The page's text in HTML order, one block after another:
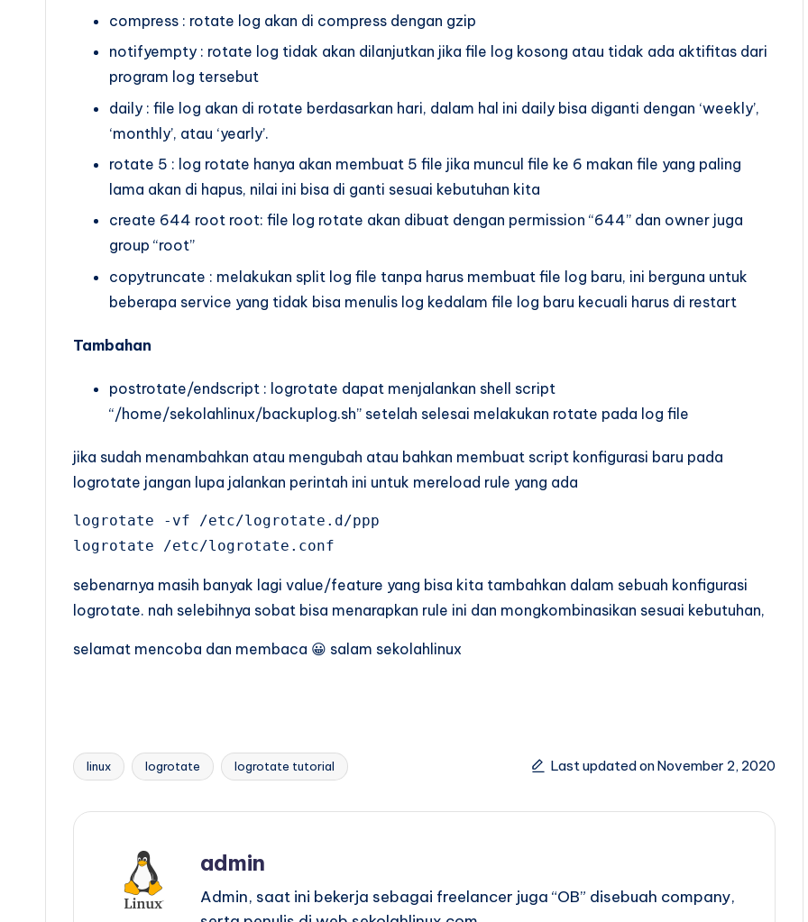
compress : rotate log akan di compress dengan gzip
notifyempty : rotate log tidak akan dilanjutkan jika file log kosong atau tidak ada aktifitas dari
program log tersebut
daily : file log akan di rotate berdasarkan hari, dalam hal ini daily bisa diganti dengan ‘weekly’,
‘monthly’, atau ‘yearly’.
rotate 5 : log rotate hanya akan membuat 5 file jika muncul file ke 6 makan file yang paling
lama akan di hapus, nilai ini bisa di ganti sesuai kebutuhan kita
create 644 root root: file log rotate akan dibuat dengan permission “644” dan owner juga
group “root”
copytruncate : melakukan split log file tanpa harus membuat file log baru, ini berguna untuk
beberapa service yang tidak bisa menulis log kedalam file log baru kecuali harus di restart
Tambahan
postrotate/endscript : logrotate dapat menjalankan shell script
“/home/sekolahlinux/backuplog.sh” setelah selesai melakukan rotate pada log file
jika sudah menambahkan atau mengubah atau bahkan membuat script konfigurasi baru pada
logrotate jangan lupa jalankan perintah ini untuk mereload rule yang ada
logrotate -vf /etc/logrotate.d/ppp
logrotate /etc/logrotate.conf
sebenarnya masih banyak lagi value/feature yang bisa kita tambahkan dalam sebuah konfigurasi
logrotate. nah selebihnya sobat bisa menarapkan rule ini dan mongkombinasikan sesuai kebutuhan,
selamat mencoba dan membaca 😀 salam sekolahlinux
Tags:
linux logrotate logrotate tutorial Last updated on November 2, 2020
admin
Admin, saat ini bekerja sebagai freelancer juga “OB” disebuah company,